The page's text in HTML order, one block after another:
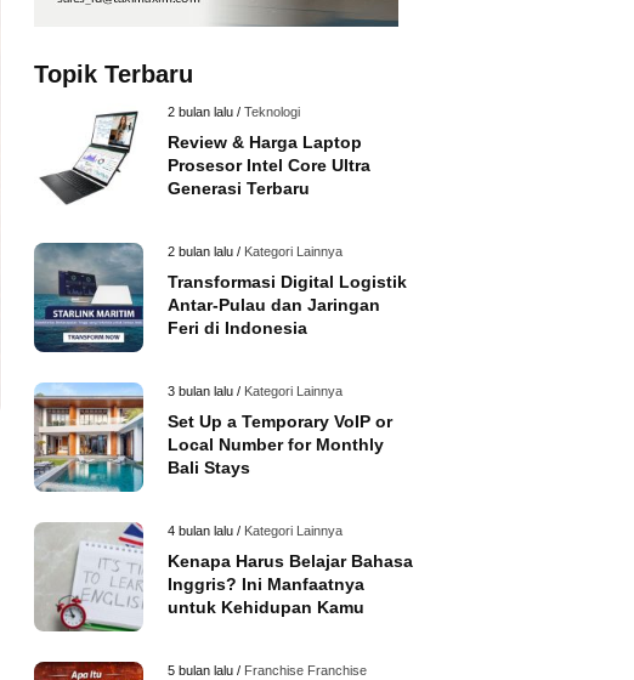
Topik Terbaru
2 bulan lalu / Teknologi
Review & Harga Laptop
Prosesor Intel Core Ultra
Generasi Terbaru
2 bulan lalu / Kategori Lainnya
Transformasi Digital Logistik
Antar-Pulau dan Jaringan
Feri di Indonesia
3 bulan lalu / Kategori Lainnya
Set Up a Temporary VoIP or
Local Number for Monthly
Bali Stays
4 bulan lalu / Kategori Lainnya
Kenapa Harus Belajar Bahasa
Inggris? Ini Manfaatnya
untuk Kehidupan Kamu
5 bulan lalu / Franchise Franchise